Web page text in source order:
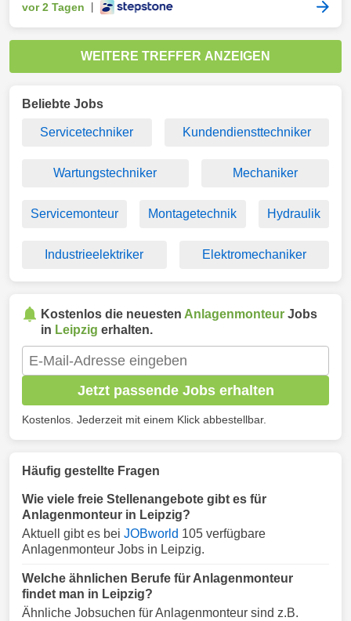
vor 2 Tagen
WEITERE TREFFER ANZEIGEN
Beliebte Jobs
Servicetechniker Kundendiensttechniker
Wartungstechniker Mechaniker
Servicemonteur Montagetechnik Hydraulik
Industrieelektriker Elektromechaniker
Kostenlos die neuesten Anlagenmonteur Jobs
in Leipzig erhalten.
Jetzt passende Jobs erhalten
Kostenlos. Jederzeit mit einem Klick abbestellbar.
Häufig gestellte Fragen
Wie viele freie Stellenangebote gibt es für
Anlagenmonteur in Leipzig?
Aktuell gibt es bei JOBworld 105 verfügbare
Anlagenmonteur Jobs in Leipzig.
Welche ähnlichen Berufe für Anlagenmonteur
findet man in Leipzig?
Ähnliche Jobsuchen für Anlagenmonteur sind z.B.